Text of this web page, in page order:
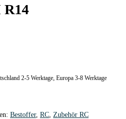
2-5 Werktage, Europa 3-8 Werktage
Bestoffer, RC Zubehör RC